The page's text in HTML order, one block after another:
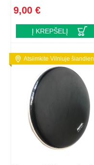
9,00 €
Į KREPŠELĮ
Atsiimkite Vilniuje šiandien